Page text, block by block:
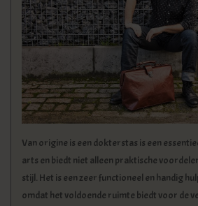
KLEDING
SPECIALS
SALE
BLOG
Van origine is een dokterstas is een
arts en biedt niet alleen praktische
stijl. Het is een zeer functioneel en handig
omdat het voldoende ruimte biedt voor de